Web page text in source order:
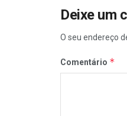
Deixe um
O seu endereço
Comentário *